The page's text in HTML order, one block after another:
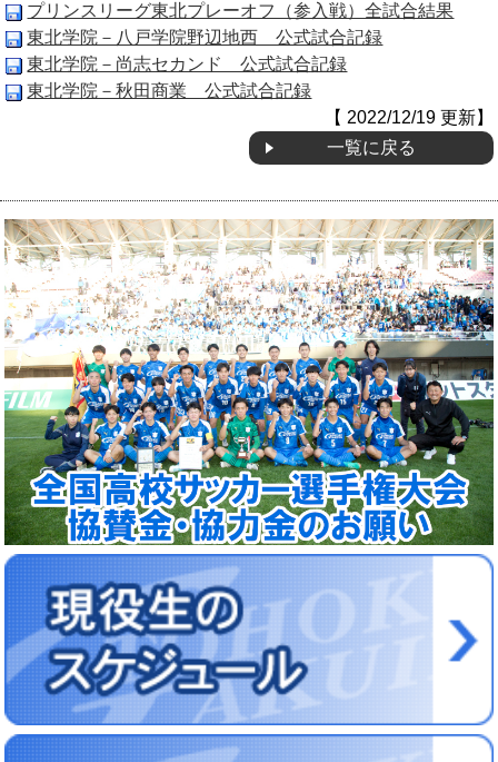
プリンスリーグ東北プレーオフ（参入戦）全試合結果
東北学院－八戸学院野辺地西 公式試合記録
東北学院－尚志セカンド 公式試合記録
東北学院－秋田商業 公式試合記録
【 2022/12/19 更新】
一覧に戻る